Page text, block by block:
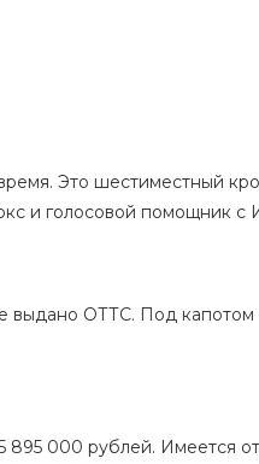
Это шестиместный
и голосовой помощник с
выдано ОТТС. Под
000 рублей. Имеется